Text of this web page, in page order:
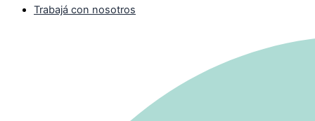
Trabajá con nosotros